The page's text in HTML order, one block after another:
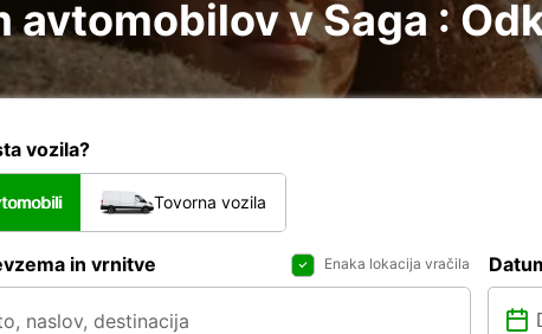
avtomobilov v Saga :
vozila?
Tovorna vozila
in vrnitve Enaka lokacija vračila